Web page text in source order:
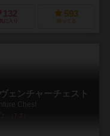
132
に入り
593
持ってる
ェンチャーチェスト
Chest
7.2